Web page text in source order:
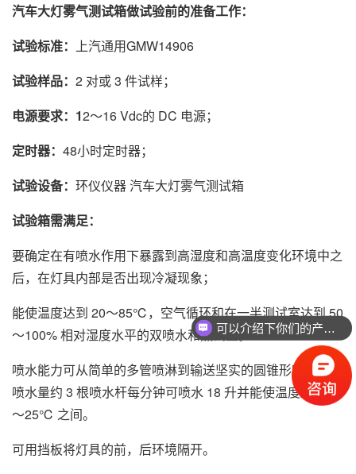
汽车大灯雾气测试箱做试验前的准备工作：
试验标准：
上汽通用GMW14906
试验样品： 2 对或 3 件试样；
电源要求：12～16 Vdc的 DC 电源；
定时器： 48小时定时器；
试验设备： 环仪仪器 汽车大灯雾气测试箱
试验箱需满足：
要确定在有喷水作用下暴露到高湿度和高温度变化环境中之
后，在灯具内部是否出现冷凝现象；
能使温度达到 20～85℃，空气循环和在一半测试室达到 50
～100% 相对湿度水平的双喷水和热试室。
喷水能力可从简单的多管喷淋到输送坚实的圆锥形喷水，其
喷水量约 3 根喷水杆每分钟可喷水 18 升并能使温度达到 15
～25℃ 之间。
可用挡板将灯具的前，后环境隔开。